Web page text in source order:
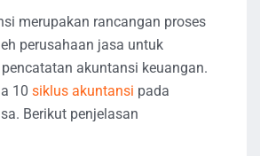
merupakan rancangan proses
perusahaan jasa untuk
akuntansi keuangan.
10 siklus akuntansi pada
Berikut penjelasan